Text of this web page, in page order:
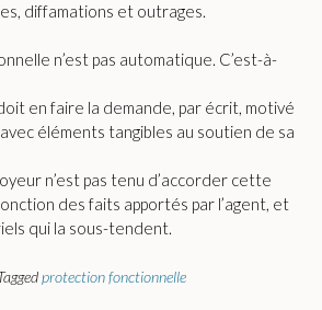
diffamations et outrages.
n’est pas automatique. C’est-à-
en faire la demande, par écrit, motivé
éléments tangibles au soutien de sa
n’est pas tenu d’accorder cette
des faits apportés par l’agent, et
qui la sous-tendent.
protection fonctionnelle